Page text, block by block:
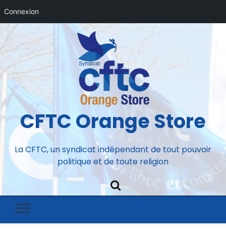
Connexion
CFTC Orange Store
La CFTC, un syndicat indépendant de tout pouvoir
politique et de toute religion